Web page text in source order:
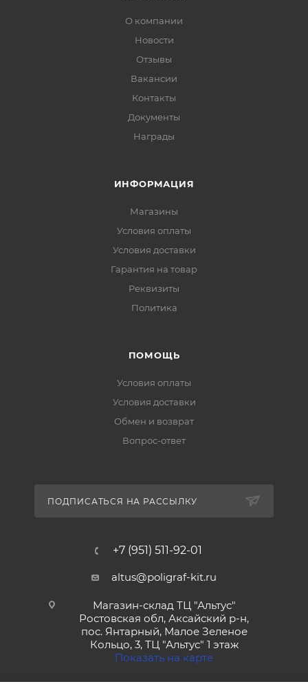
О компании
Новости
Отзывы
Вакансии
Контакты
Документы
Награды
ИНФОРМАЦИЯ
Магазины
Условия оплаты
Условия доставки
Гарантия на товар
Реквизиты
Политика
ПОМОЩЬ
Условия оплаты
Условия доставки
Обмен и возврат
Вопрос-ответ
ПОДПИСАТЬСЯ НА РАССЫЛКУ
+7 (951) 511-92-01
altus@poligraf-kit.ru
Магазин-склад ТЦ "Альтус"
Ростовская обл, Аксайский р-н,
пос. Янтарный, Малое Зеленое
Кольцо, 3, ТЦ "Альтус" 1 этаж
Показать на карте